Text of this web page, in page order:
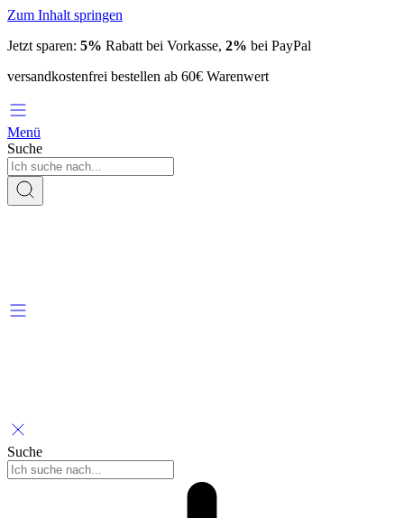
Zum Inhalt springen
Jetzt sparen: 5% Rabatt bei Vorkasse, 2% bei PayPal
versandkostenfrei bestellen ab 60€ Warenwert
Menü
Suche
Suche